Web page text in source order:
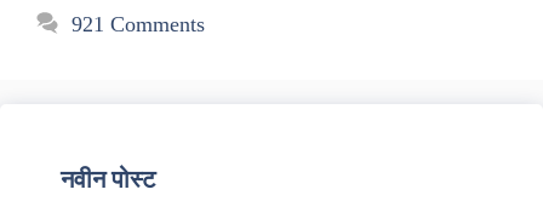
921 Comments
नवीन पोस्ट